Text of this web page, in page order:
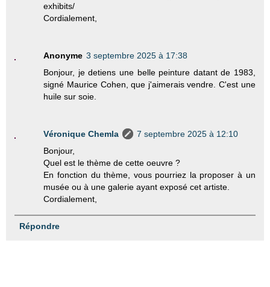
exhibits/
Cordialement,
Anonyme 3 septembre 2025 à 17:38
Bonjour, je detiens une belle peinture datant de 1983,
signé Maurice Cohen, que j'aimerais vendre. C'est une
huile sur soie.
Véronique Chemla
7 septembre 2025 à 12:10
Bonjour,
Quel est le thème de cette oeuvre ?
En fonction du thème, vous pourriez la proposer à un
musée ou à une galerie ayant exposé cet artiste.
Cordialement,
Répondre